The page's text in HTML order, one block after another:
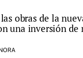
obras de la
una inversión de